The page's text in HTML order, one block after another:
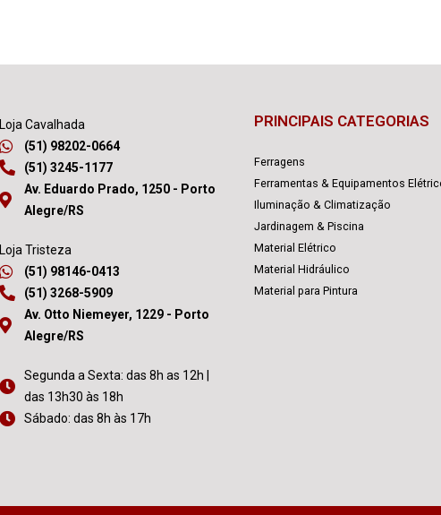
Loja Cavalhada
(51) 98202-0664
(51) 3245-1177
Av. Eduardo Prado, 1250 - Porto
Alegre/RS
Loja Tristeza
(51) 98146-0413
(51) 3268-5909
Av. Otto Niemeyer, 1229 - Porto
Alegre/RS
Segunda a Sexta: das 8h as 12h |
das 13h30 às 18h
Sábado: das 8h às 17h
PRINCIPAIS CATEGORIAS
Ferragens
Ferramentas & Equipamentos
Iluminação & Climatização
Jardinagem & Piscina
Material Elétrico
Material Hidráulico
Material para Pintura